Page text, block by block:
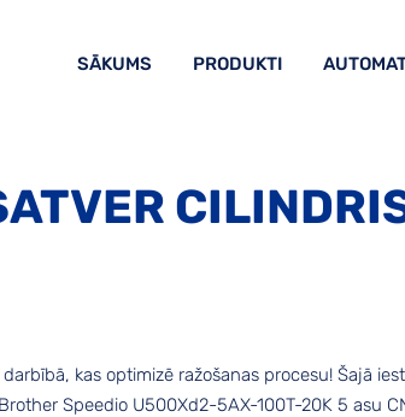
SĀKUMS PRODUKTI
kas optimizē ražošanas procesu! Šajā
Speedio U500Xd2-5AX-100T-20K 5 asu